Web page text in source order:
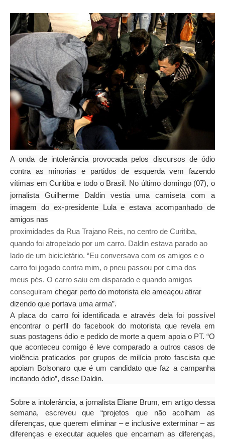
A onda de intolerância provocada pelos discursos de ódio
contra as minorias e partidos de esquerda vem fazendo
vítimas em Curitiba e todo o Brasil. No último domingo (07), o
jornalista Guilherme Daldin vestia uma camiseta com a
imagem do ex-presidente Lula e estava acompanhado de
amigos nas
proximidades da Rua Trajano Reis, no centro de Curitiba,
quando foi atropelado por um carro. Daldin estava parado ao
lado de um bicicletário. “Eu conversava com os amigos e o
carro foi jogado contra mim, o pneu passou por cima dos
meus pés. O carro saiu em disparado e quando amigos
conseguiram chegar perto do motorista ele ameaçou atirar
dizendo que portava uma arma”.
A placa do carro foi identificada e através dela foi possível
encontrar o perfil do facebook do motorista que revela em
suas postagens ódio e pedido de morte a quem apoia o PT. “O
que aconteceu comigo é leve comparado a outros casos de
violência praticados por grupos de milícia proto fascista que
apoiam Bolsonaro que é um candidato que faz a campanha
incitando ódio”, disse Daldin.
Sobre a intolerância, a jornalista Eliane Brum, em artigo dessa
semana, escreveu que “projetos que não acolham as
diferenças, que querem eliminar – e inclusive exterminar – as
diferenças e executar aqueles que encarnam as diferenças,